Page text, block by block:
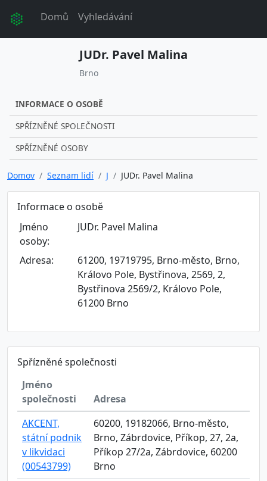
Domů Vyhledávání
JUDr. Pavel Malina
Brno
INFORMACE O OSOBĚ
SPŘÍZNĚNÉ SPOLEČNOSTI
SPŘÍZNĚNÉ OSOBY
Domov Seznam lidí J JUDr. Pavel Malina
Informace o osobě
Jméno
osoby:
JUDr. Pavel Malina
Adresa:
61200, 19719795, Brno-město, Brno,
Královo Pole, Bystřinova, 2569, 2,
Bystřinova 2569/2, Královo Pole,
61200 Brno
Spřízněné společnosti
Jméno
společnosti
Adresa
AKCENT,
státní podnik
v likvidaci
(00543799)
60200, 19182066, Brno-město,
Brno, Zábrdovice, Příkop, 27, 2a,
Příkop 27/2a, Zábrdovice, 60200
Brno